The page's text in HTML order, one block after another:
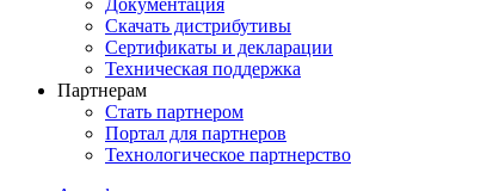
Документация
Скачать дистрибутивы
Сертификаты и декларации
Техническая поддержка
Партнерам
Стать партнером
Портал для партнеров
Технологическое партнерство